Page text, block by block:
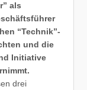
als
“Technik”-
und die
Initiative
drei